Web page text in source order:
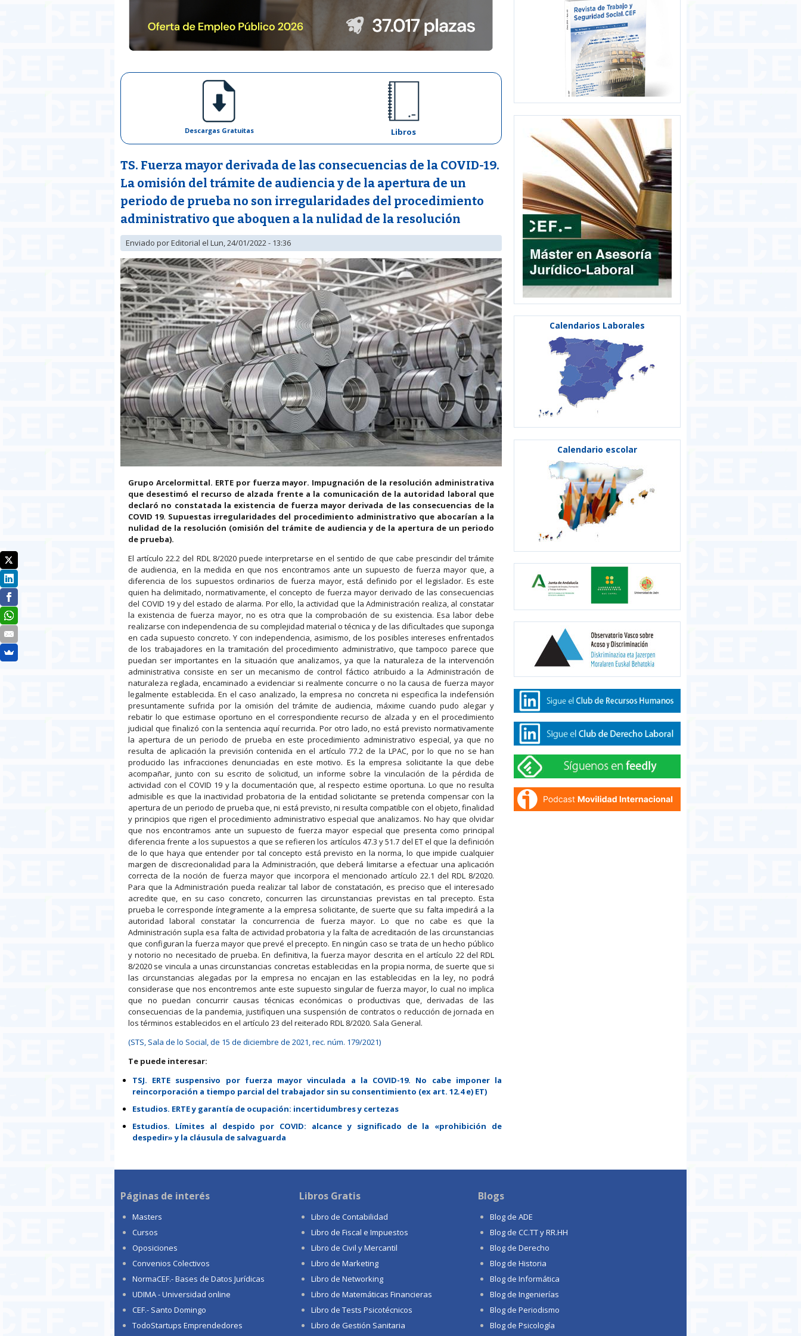
Descargas Gratuitas Libros
TS. Fuerza mayor derivada de las consecuencias de la COVID-19.
La omisión del trámite de audiencia y de la apertura de un
periodo de prueba no son irregularidades del procedimiento
administrativo que aboquen a la nulidad de la resolución
Enviado porEditorial el Lun, 24/01/2022 - 13:36
Grupo Arcelormittal. ERTE por fuerza mayor. Impugnación de la resolución administrativa
que desestimó el recurso de alzada frente a la comunicación de la autoridad laboral que
declaró no constatada la existencia de fuerza mayor derivada de las consecuencias de la
COVID 19. Supuestas irregularidades del procedimiento administrativo que abocarían a la
nulidad de la resolución (omisión del trámite de audiencia y de la apertura de un periodo
de prueba).
El artículo 22.2 del RDL 8/2020 puede interpretarse en el sentido de que cabe prescindir del trámite
de audiencia, en la medida en que nos encontramos ante un supuesto de fuerza mayor que, a
diferencia de los supuestos ordinarios de fuerza mayor, está definido por el legislador. Es este
quien ha delimitado, normativamente, el concepto de fuerza mayor derivado de las consecuencias
del COVID 19 y del estado de alarma. Por ello, la actividad que la Administración realiza, al constatar
la existencia de fuerza mayor, no es otra que la comprobación de su existencia. Esa labor debe
realizarse con independencia de su complejidad material o técnica y de las dificultades que suponga
en cada supuesto concreto. Y con independencia, asimismo, de los posibles intereses enfrentados
de los trabajadores en la tramitación del procedimiento administrativo, que tampoco parece que
puedan ser importantes en la situación que analizamos, ya que la naturaleza de la intervención
administrativa consiste en ser un mecanismo de control fáctico atribuido a la Administración de
naturaleza reglada, encaminado a evidenciar si realmente concurre o no la causa de fuerza mayor
legalmente establecida. En el caso analizado, la empresa no concreta ni especifica la indefensión
presuntamente sufrida por la omisión del trámite de audiencia, máxime cuando pudo alegar y
rebatir lo que estimase oportuno en el correspondiente recurso de alzada y en el procedimiento
judicial que finalizó con la sentencia aquí recurrida. Por otro lado, no está previsto normativamente
la apertura de un periodo de prueba en este procedimiento administrativo especial, ya que no
resulta de aplicación la previsión contenida en el artículo 77.2 de la LPAC, por lo que no se han
producido las infracciones denunciadas en este motivo. Es la empresa solicitante la que debe
acompañar, junto con su escrito de solicitud, un informe sobre la vinculación de la pérdida de
actividad con el COVID 19 y la documentación que, al respecto estime oportuna. Lo que no resulta
admisible es que la inactividad probatoria de la entidad solicitante se pretenda compensar con la
apertura de un periodo de prueba que, ni está previsto, ni resulta compatible con el objeto, finalidad
y principios que rigen el procedimiento administrativo especial que analizamos. No hay que olvidar
que nos encontramos ante un supuesto de fuerza mayor especial que presenta como principal
diferencia frente a los supuestos a que se refieren los artículos 47.3 y 51.7 del ET el que la definición
de lo que haya que entender por tal concepto está previsto en la norma, lo que impide cualquier
margen de discrecionalidad para la Administración, que deberá limitarse a efectuar una aplicación
correcta de la noción de fuerza mayor que incorpora el mencionado artículo 22.1 del RDL 8/2020.
Para que la Administración pueda realizar tal labor de constatación, es preciso que el interesado
acredite que, en su caso concreto, concurren las circunstancias previstas en tal precepto. Esta
prueba le corresponde íntegramente a la empresa solicitante, de suerte que su falta impedirá a la
autoridad laboral constatar la concurrencia de fuerza mayor. Lo que no cabe es que la
Administración supla esa falta de actividad probatoria y la falta de acreditación de las circunstancias
que configuran la fuerza mayor que prevé el precepto. En ningún caso se trata de un hecho público
y notorio no necesitado de prueba. En definitiva, la fuerza mayor descrita en el artículo 22 del RDL
8/2020 se vincula a unas circunstancias concretas establecidas en la propia norma, de suerte que si
las circunstancias alegadas por la empresa no encajan en las establecidas en la ley, no podrá
considerase que nos encontremos ante este supuesto singular de fuerza mayor, lo cual no implica
que no puedan concurrir causas técnicas económicas o productivas que, derivadas de las
consecuencias de la pandemia, justifiquen una suspensión de contratos o reducción de jornada en
los términos establecidos en el artículo 23 del reiterado RDL 8/2020. Sala General.
(STS, Sala de lo Social, de 15 de diciembre de 2021, rec. núm. 179/2021)
Te puede interesar:
TSJ. ERTE suspensivo por fuerza mayor vinculada a la COVID-19. No cabe imponer la
reincorporación a tiempo parcial del trabajador sin su consentimiento (ex art. 12.4 e) ET)
Estudios. ERTE y garantía de ocupación: incertidumbres y certezas
Estudios. Límites al despido por COVID: alcance y significado de la «prohibición de
despedir» y la cláusula de salvaguarda
Calendarios Laborales
Calendario escolar
Páginas de interés
Masters
Cursos
Oposiciones
Convenios Colectivos
NormaCEF.- Bases de Datos Jurídicas
UDIMA - Universidad online
CEF.- Santo Domingo
TodoStartups Emprendedores
Libros Gratis
Libro de Contabilidad
Libro de Fiscal e Impuestos
Libro de Civil y Mercantil
Libro de Marketing
Libro de Networking
Libro de Matemáticas Financieras
Libro de Tests Psicotécnicos
Libro de Gestión Sanitaria
Blogs
Blog de ADE
Blog de CC.TT y RR.HH
Blog de Derecho
Blog de Historia
Blog de Informática
Blog de Ingenierías
Blog de Periodismo
Blog de Psicología